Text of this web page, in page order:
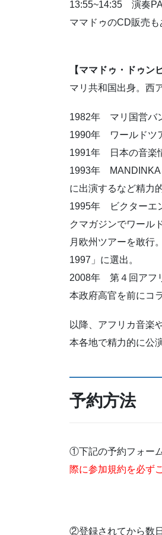
13:55~14:35 演奏
ママドゥのCD販売も
【ママドゥ・ドゥ
マリ共和国出身。西
1982年 マリ国営バ
1990年 ワールドツ
1991年 日本の音楽
1993年 MANDINKA
に出演するなど精力
1995年 ビクターエ
クマガジンでワール
月欧州ツアーを敢行
1997」に選出。
2008年 第４回アフ
本政府高官を前にコ
以降、アフリカ音楽
本各地で精力的に公
予約方法
①下記の予約フォー
際に参加規約を必ず
②登録されてから数